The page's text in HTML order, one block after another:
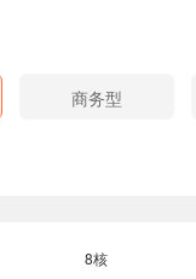
8核